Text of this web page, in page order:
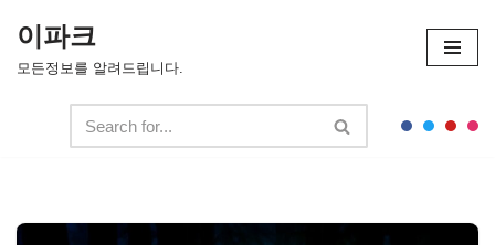
콘
이파크
모든정보를 알려드립니다.